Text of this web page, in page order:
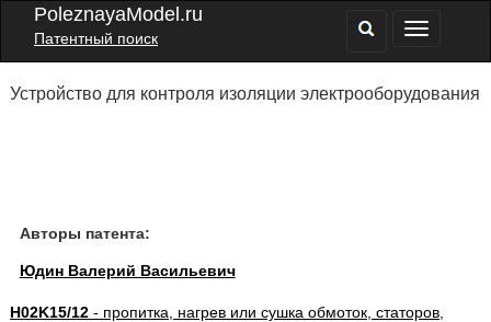
PoleznayaModel.ru
Патентный поиск
Устройство для контроля изоляции электрооборудования
Авторы патента:
Юдин Валерий Васильевич
H02K15/12- пропитка, нагрев или сушка обмоток, статоров,